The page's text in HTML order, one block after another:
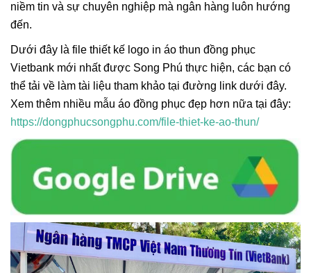
niềm tin và sự chuyên nghiệp mà ngân hàng luôn hướng
đến.
Dưới đây là file thiết kế logo in áo thun đồng phục
Vietbank mới nhất được Song Phú thực hiện, các bạn có
thể tải về làm tài liệu tham khảo tại đường link dưới đây.
Xem thêm nhiều mẫu áo đồng phục đẹp hơn nữa tại đây:
https://dongphucsongphu.com/file-thiet-ke-ao-thun/